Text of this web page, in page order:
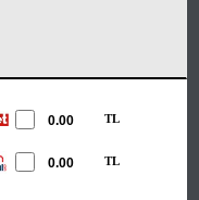
TL
TL